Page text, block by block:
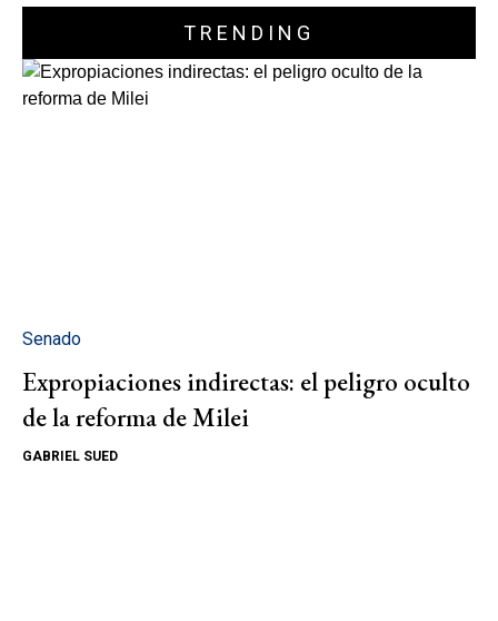
TRENDING
Senado
Expropiaciones indirectas: el peligro oculto
de la reforma de Milei
GABRIEL SUED